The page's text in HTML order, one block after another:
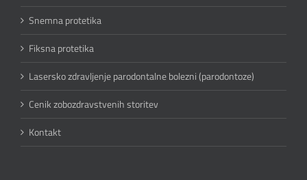
Snemna protetika
Fiksna protetika
Lasersko zdravljenje parodontalne bolezni (parodontoze)
Cenik zobozdravstvenih storitev
Kontakt